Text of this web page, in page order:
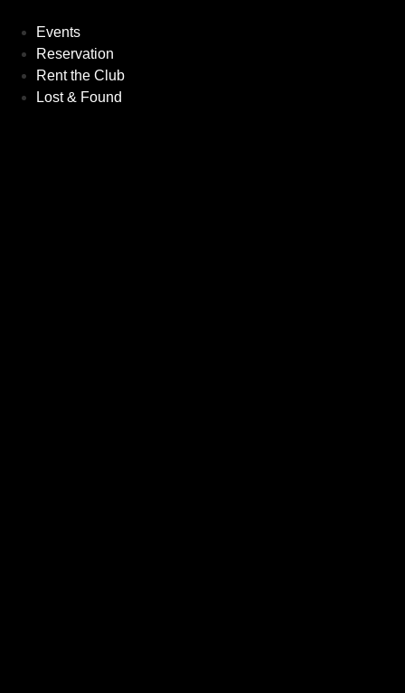
Inhalt
wechseln
Events
Reservation
Rent the Club
Lost & Found